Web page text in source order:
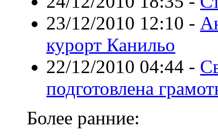
23/12/2010 12:10 -
курорт Канильо
22/12/2010 04:44 -
подготовлена
Более ранние: